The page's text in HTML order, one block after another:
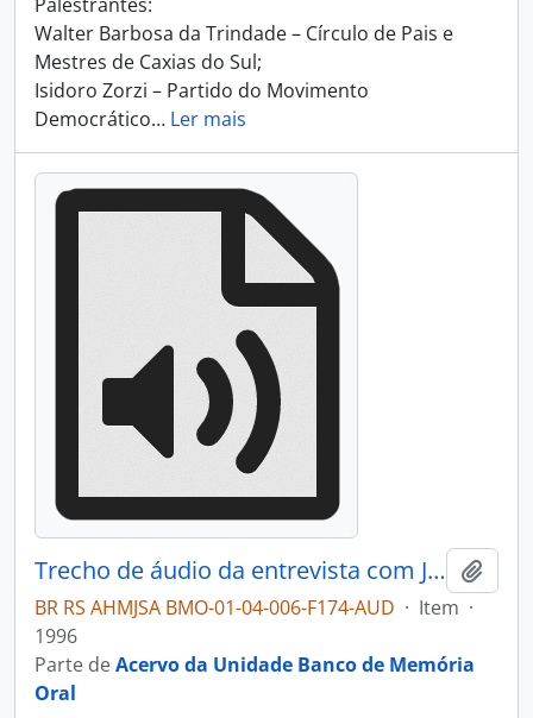
Walter Barbosa da Trindade – Círculo de Pais e
Mestres de Caxias do Sul;
Isidoro Zorzi – Partido do Movimento
Democrático… Ler mais
Trecho de áudio da entrevista com José Victório Piccoli
BR RS AHMJSA BMO-01-04-006-F174-AUD · Item ·
1996
Parte deAcervo da Unidade Banco de Memória
Oral